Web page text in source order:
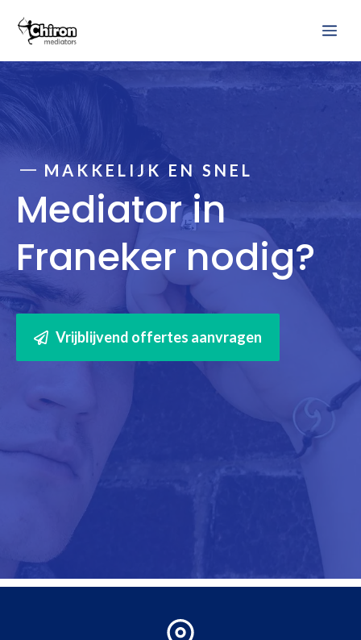
naar
MAKKELIJK EN SNEL
Mediator in
Franeker nodig?
Vrijblijvend offertes aanvragen